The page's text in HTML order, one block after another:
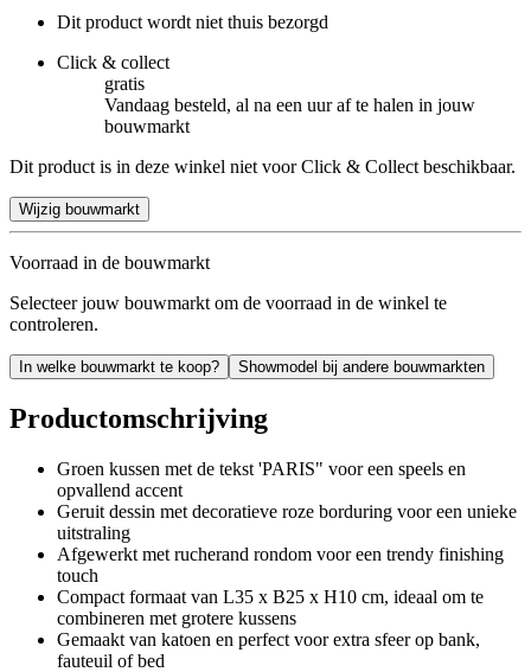
Dit product wordt niet thuis bezorgd
Click & collect
gratis
Vandaag besteld, al na een uur af te halen in jouw
bouwmarkt
Dit product is in deze winkel niet voor Click & Collect beschikbaar.
Wijzig bouwmarkt
Voorraad in de bouwmarkt
Selecteer jouw bouwmarkt om de voorraad in de winkel te
controleren.
In welke bouwmarkt te koop? Showmodel bij andere bouwmarkten
Productomschrijving
Groen kussen met de tekst 'PARIS" voor een speels en
opvallend accent
Geruit dessin met decoratieve roze borduring voor een unieke
uitstraling
Afgewerkt met rucherand rondom voor een trendy finishing
touch
Compact formaat van L35 x B25 x H10 cm, ideaal om te
combineren met grotere kussens
Gemaakt van katoen en perfect voor extra sfeer op bank,
fauteuil of bed